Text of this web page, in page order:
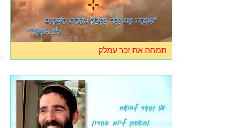
תמחה את זכר עמלק